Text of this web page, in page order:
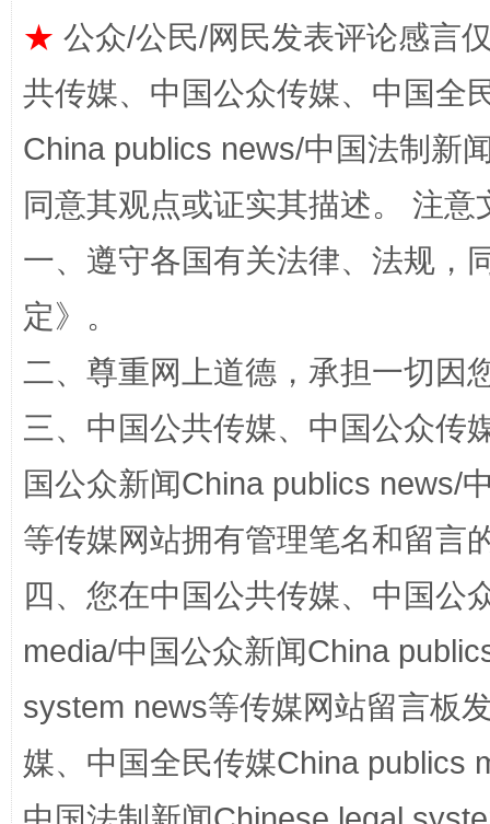
全民健身五年计划来了！等你上场
国家大学科技园优化重塑工作
★ 公众/公民/网民发表评论感言
共传媒、中国公众传媒、中国全
China publics news/中国法制新
同意其观点或证实其描述。 注
一、遵守各国有关法律、法规，
定》。
二、尊重网上道德，承担一切因
三、中国公共传媒、中国公众传
国公众新闻China publics news/
等传媒网站拥有管理笔名和留言
四、您在中国公共传媒、中国公
media/中国公众新闻China
system news等传媒网站留言板
媒、中国全民传媒China publics